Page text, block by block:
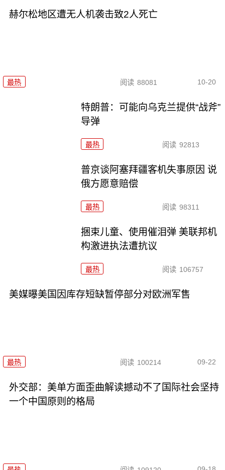
赫尔松地区遭无人机袭击致2人死亡
最热 阅读 88081 10-20
特朗普：可能向乌克兰提供“战斧”
导弹
最热 阅读 92813
普京谈阿塞拜疆客机失事原因 说
俄方愿意赔偿
最热 阅读 98311
捆束儿童、使用催泪弹 美联邦机
构激进执法遭抗议
最热 阅读 106757
美媒曝美国因库存短缺暂停部分对欧洲军售
最热 阅读 100214 09-22
外交部：美单方面歪曲解读撼动不了国际社会坚持
一个中国原则的格局